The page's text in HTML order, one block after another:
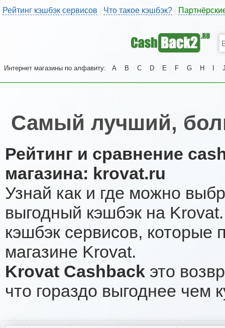
Рейтинг кэшбэк сервисов | Что такое кэшбэк?
Интернет магазины по алфавиту: A B C D E F G H
Самый лучший,
Рейтинг и сравнение
магазина: krovat.ru
Узнай как и где можно
выгодный кэшбэк на
кэшбэк сервисов, которые
магазине Krovat.
Krovat Cashback это
что гораздо выгоднее чем